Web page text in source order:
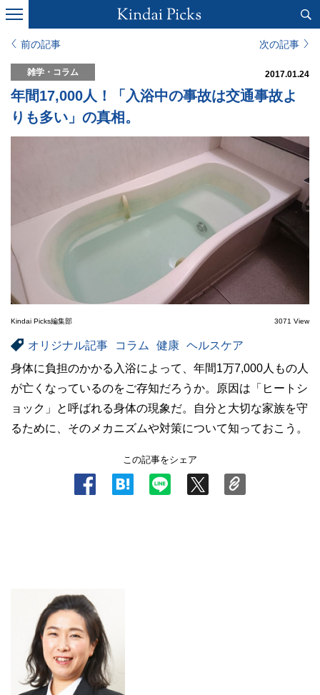
前の記事 次の記事
雑学・コラム 2017.01.24
年間17,000人！「入浴中の事故は交通事故よ
りも多い」の真相。
Kindai Picks編集部 3071 View
オリジナル記事 コラム 健康 ヘルスケア
身体に負担のかかる入浴によって、年間1万7,000人もの人
が亡くなっているのをご存知だろうか。原因は「ヒートシ
ョック」と呼ばれる身体の現象だ。自分と大切な家族を守
るために、そのメカニズムや対策について知っておこう。
この記事をシェア